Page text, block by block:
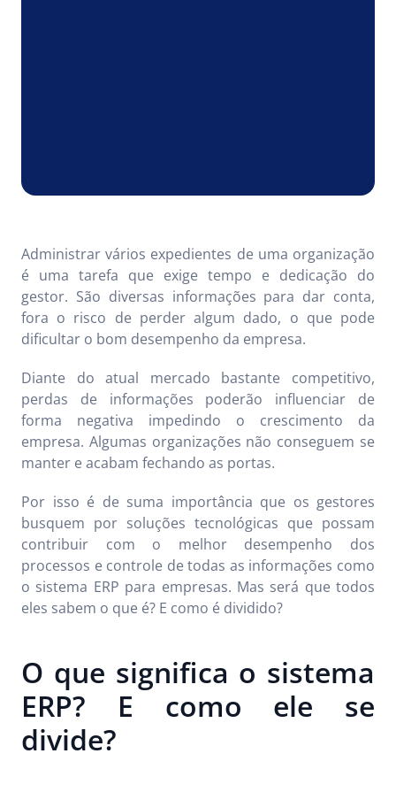
Administrar vários expedientes de uma organização
é uma tarefa que exige tempo e dedicação do
gestor. São diversas informações para dar conta,
fora o risco de perder algum dado, o que pode
dificultar o bom desempenho da empresa.
Diante do atual mercado bastante competitivo,
perdas de informações poderão influenciar de
forma negativa impedindo o crescimento da
empresa. Algumas organizações não conseguem se
manter e acabam fechando as portas.
Por isso é de suma importância que os gestores
busquem por soluções tecnológicas que possam
contribuir com o melhor desempenho dos
processos e controle de todas as informações como
o sistema ERP para empresas. Mas será que todos
eles sabem o que é? E como é dividido?
O que significa o sistema
ERP? E como ele se
divide?